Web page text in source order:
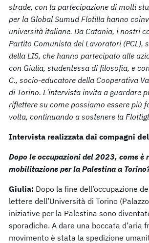
strade, con la partecipazione di molti
per la Global Sumud Flotilla hanno
università italiane. Da Catania, i nostri
Partito Comunista dei Lavoratori (PCL),
della LIS, che hanno partecipato alle
con Giulia, studentessa di filosofia, e
C., socio-educatore della Cooperativa
di Torino. L’intervista invita a guardare
riflettere su come possiamo essere più
volta, continuando a sostenere la
Intervista realizzata dai compagni del
Dopo le occupazioni del 2023, come
mobilitazione per la Palestina a
Giulia: Dopo la fine dell’occupazione
lettere dell’Università di Torino
iniziative per la Palestina sono
sporadiche. A dare una boccata d’aria
movimento è stata la spedizione